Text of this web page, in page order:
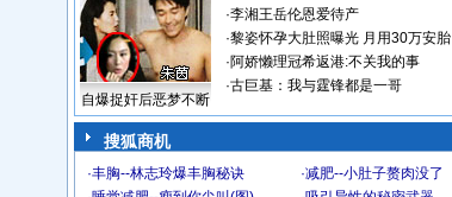
自爆捉奸后恶梦不断
·李湘王岳伦恩爱待产
·黎姿怀孕大肚照曝光 月用30万安胎
·阿娇懒理冠希返港:不关我的事
·古巨基：我与霆锋都是一哥
搜狐商机
·丰胸--林志玲爆丰胸秘诀 ·减肥--小肚子赘肉没了